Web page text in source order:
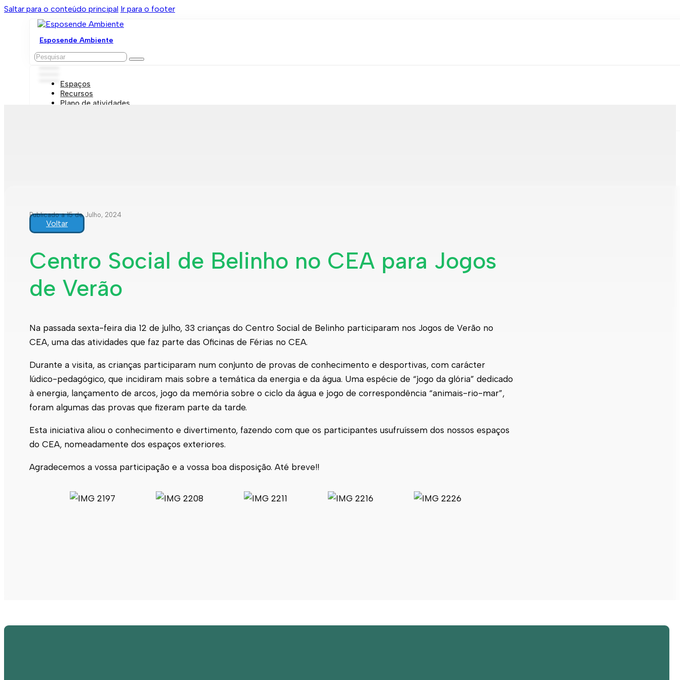
Saltar para o conteúdo principal Ir para o footer
Esposende Ambiente
Pesquisar
Espaços
Recursos
Plano de atividades
Publicado a 15 de Julho, 2024
Voltar
Centro Social de Belinho no CEA para Jogos
de Verão
Na passada sexta-feira dia 12 de julho, 33 crianças do Centro Social de Belinho participaram nos Jogos de Verão no
CEA, uma das atividades que faz parte das Oficinas de Férias no CEA.
Durante a visita, as crianças participaram num conjunto de provas de conhecimento e desportivas, com carácter
lúdico-pedagógico, que incidiram mais sobre a temática da energia e da água. Uma espécie de “jogo da glória” dedicado
à energia, lançamento de arcos, jogo da memória sobre o ciclo da água e jogo de correspondência “animais-rio-mar”,
foram algumas das provas que fizeram parte da tarde.
Esta iniciativa aliou o conhecimento e divertimento, fazendo com que os participantes usufruíssem dos nossos espaços
do CEA, nomeadamente dos espaços exteriores.
Agradecemos a vossa participação e a vossa boa disposição. Até breve!!